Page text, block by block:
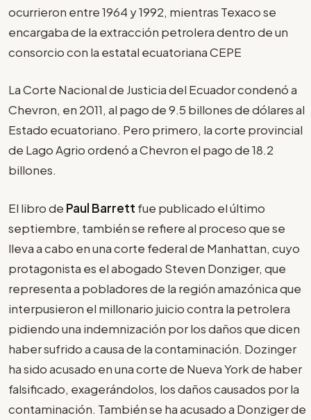
ocurrieron entre 1964 y 1992, mientras Texaco se
encargaba de la extracción petrolera dentro de un
consorcio con la estatal ecuatoriana CEPE
La Corte Nacional de Justicia del Ecuador condenó a
Chevron, en 2011, al pago de 9.5 billones de dólares al
Estado ecuatoriano. Pero primero, la corte provincial
de Lago Agrio ordenó a Chevron el pago de 18.2
billones.
El libro de Paul Barrett fue publicado el último
septiembre, también se refiere al proceso que se
lleva a cabo en una corte federal de Manhattan, cuyo
protagonista es el abogado Steven Donziger, que
representa a pobladores de la región amazónica que
interpusieron el millonario juicio contra la petrolera
pidiendo una indemnización por los daños que dicen
haber sufrido a causa de la contaminación. Dozinger
ha sido acusado en una corte de Nueva York de haber
falsificado, exagerándolos, los daños causados por la
contaminación. También se ha acusado a Donziger de